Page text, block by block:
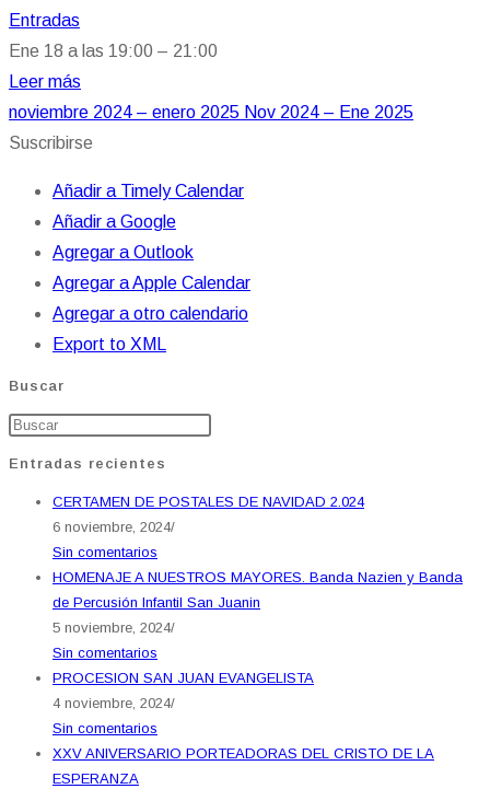
Entradas
Ene 18 a las 19:00 – 21:00
Leer más
noviembre 2024 – enero 2025 Nov 2024 – Ene 2025
Suscribirse
Añadir a Timely Calendar
Añadir a Google
Agregar a Outlook
Agregar a Apple Calendar
Agregar a otro calendario
Export to XML
Buscar
Entradas recientes
CERTAMEN DE POSTALES DE NAVIDAD 2.024
6 noviembre, 2024/
Sin comentarios
HOMENAJE A NUESTROS MAYORES. Banda Nazien y Banda
de Percusión Infantil San Juanin
5 noviembre, 2024/
Sin comentarios
PROCESION SAN JUAN EVANGELISTA
4 noviembre, 2024/
Sin comentarios
XXV ANIVERSARIO PORTEADORAS DEL CRISTO DE LA
ESPERANZA